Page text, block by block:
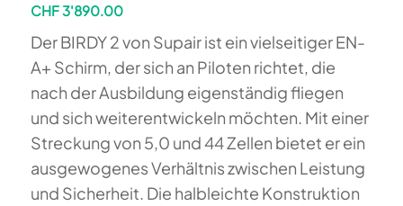
CHF3'890.00
Der BIRDY 2 von Supair ist ein vielseitiger EN-
A+ Schirm, der sich an Piloten richtet, die
nach der Ausbildung eigenständig fliegen
und sich weiterentwickeln möchten. Mit einer
Streckung von 5,0 und 44 Zellen bietet er ein
ausgewogenes Verhältnis zwischen Leistung
und Sicherheit. Die halbleichte Konstruktion